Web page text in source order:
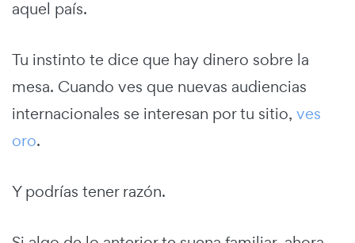
aquel país.
Tu instinto te dice que hay dinero sobre la
mesa. Cuando ves que nuevas audiencias
internacionales se interesan por tu sitio, ves
oro.
Y podrías tener razón.